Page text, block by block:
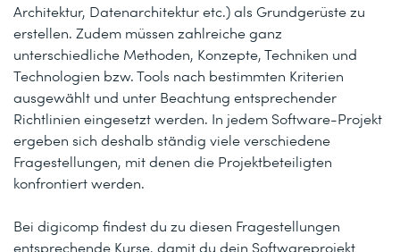
Architektur, Datenarchitektur etc.) als Grundgerüste zu
erstellen. Zudem müssen zahlreiche ganz
unterschiedliche Methoden, Konzepte, Techniken und
Technologien bzw. Tools nach bestimmten Kriterien
ausgewählt und unter Beachtung entsprechender
Richtlinien eingesetzt werden. In jedem Software-Projekt
ergeben sich deshalb ständig viele verschiedene
Fragestellungen, mit denen die Projektbeteiligten
konfrontiert werden.
Bei digicomp findest du zu diesen Fragestellungen
entsprechende Kurse, damit du dein Softwareprojekt